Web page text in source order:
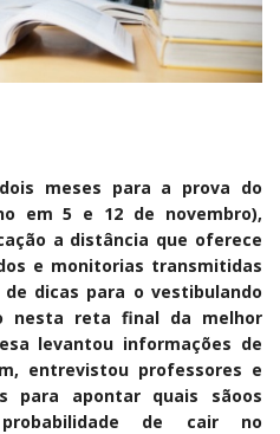
meses para a prova do
em 5 e 12 de novembro),
a distância que oferece
e monitorias transmitidas
dicas para o vestibulando
nesta reta final da melhor
levantou informações de
entrevistou professores e
para apontar quais sãoos
de cair no